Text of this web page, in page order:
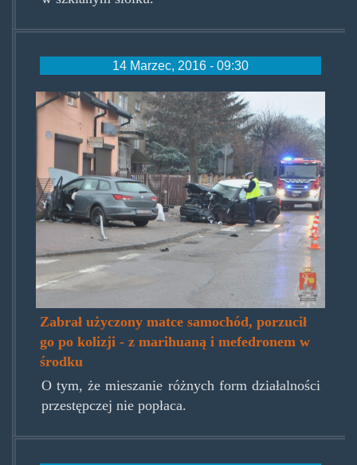
14 Marzec, 2016 - 09:30
ksp.jpg
Zabrał użyczony matce samochód, porzucił
go po kolizji - z marihuaną i mefedronem w
środku
O tym, że mieszanie różnych form działalności
przestępczej nie popłaca.